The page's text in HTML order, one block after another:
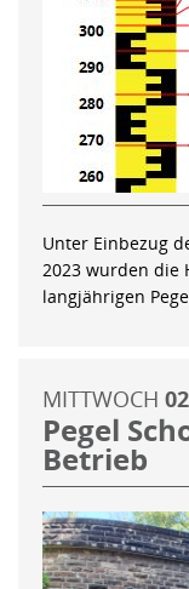
Unter Einbezug
2023 wurden die
langjährigen
MITTWOCH
Pegel
Betrieb